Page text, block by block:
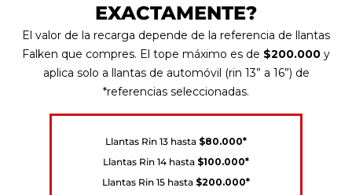
EXACTAMENTE?
El valor de la recarga depende de la referencia de llantas
Falken que compres. El tope máximo es de $200.000 y
aplica solo a llantas de automóvil (rin 13” a 16”) de
*referencias seleccionadas.
Llantas Rin 13 hasta $80.000*
Llantas Rin 14 hasta $100.000*
Llantas Rin 15 hasta $200.000*